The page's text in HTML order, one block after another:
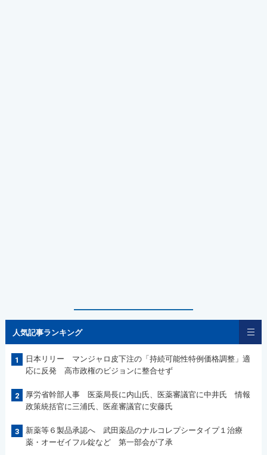
人気記事ランキング
1
日本リリー マンジャロ皮下注の「持続可能性特例価格調整」適
応に反発 高市政権のビジョンに整合せず
2
厚労省幹部人事 医薬局長に内山氏、医薬審議官に中井氏 情報
政策統括官に三浦氏、医産審議官に安藤氏
3
新薬等６製品承認へ 武田薬品のナルコレプシータイプ１治療
薬・オーゼイフル錠など 第一部会が了承